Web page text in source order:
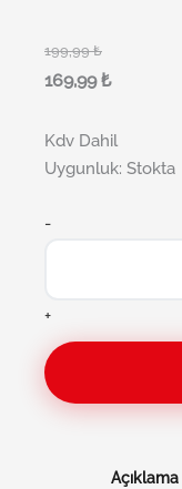
199,99₺
169,99₺
Kdv Dahil
Uygunluk: Stokta
-
+
Açıklama